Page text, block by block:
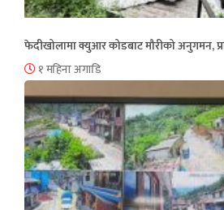
फेदीखोलामा क्युआर कोडबाट मौरीको अनुगमन,
१ महिना अगाडि